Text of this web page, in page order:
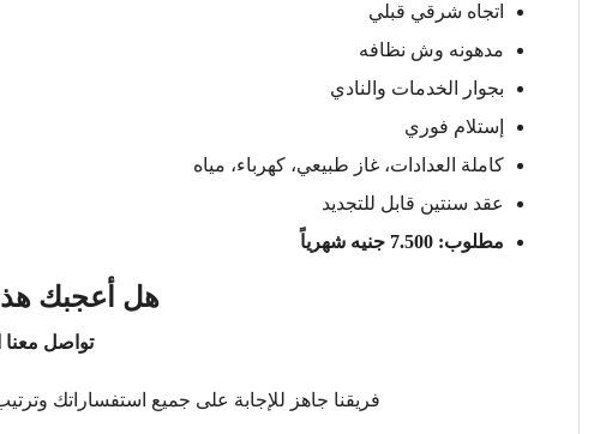
اتجاه شرقي قبلي
مدهونه وش نظافه
بجوار الخدمات والنادي
إستلام فوري
كاملة العدادات، غاز طبيعي، كهرباء، مياه
عقد سنتين قابل للتجديد
مطلوب: 7.500 جنيه شهرياً
هل أعجبك
تواصل معنا
فريقنا جاهز للإجابة على جميع استفساراتك